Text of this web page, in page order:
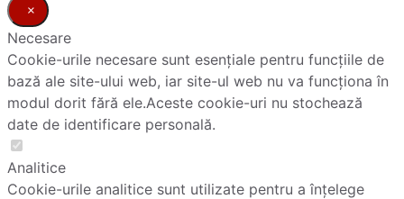
×
Necesare
Cookie-urile necesare sunt esențiale pentru funcțiile de
bază ale site-ului web, iar site-ul web nu va funcționa în
modul dorit fără ele.Aceste cookie-uri nu stochează
date de identificare personală.
Analitice
Cookie-urile analitice sunt utilizate pentru a înțelege